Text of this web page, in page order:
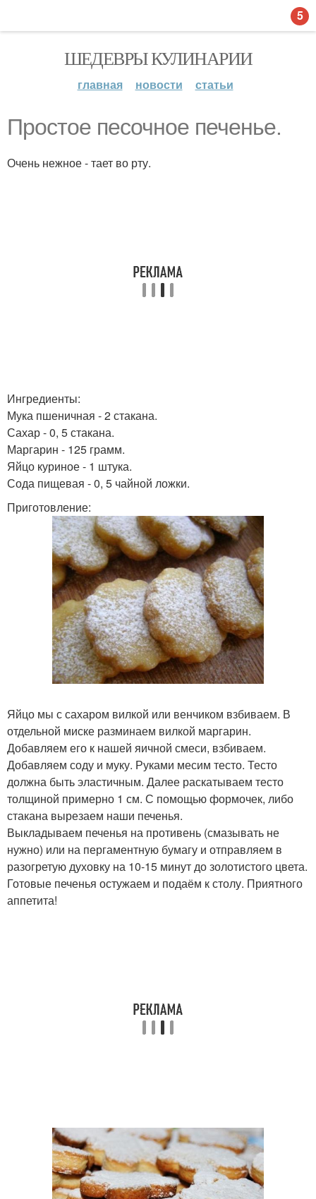
ШЕДЕВРЫ КУЛИНАРИИ
главная новости статьи
Простое песочное печенье.
Очень нежное - тает во рту.
Ингредиенты:
Мука пшеничная - 2 стакана.
Сахар - 0, 5 стакана.
Маргарин - 125 грамм.
Яйцо куриное - 1 штука.
Сода пищевая - 0, 5 чайной ложки.
Приготовление:
Яйцо мы с сахаром вилкой или венчиком взбиваем. В
отдельной миске разминаем вилкой маргарин.
Добавляем его к нашей яичной смеси, взбиваем.
Добавляем соду и муку. Руками месим тесто. Тесто
должна быть эластичным. Далее раскатываем тесто
толщиной примерно 1 см. С помощью формочек, либо
стакана вырезаем наши печенья.
Выкладываем печенья на противень (смазывать не
нужно) или на пергаментную бумагу и отправляем в
разогретую духовку на 10-15 минут до золотистого цвета.
Готовые печенья остужаем и подаём к столу. Приятного
аппетита!
5